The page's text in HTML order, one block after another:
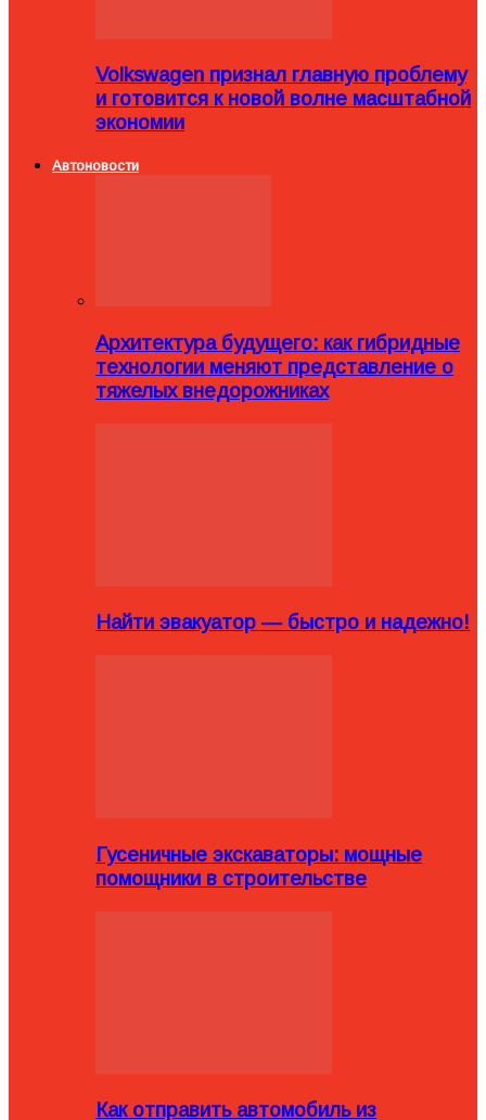
Volkswagen признал главную проблему
и готовится к новой волне масштабной
экономии
Автоновости
Архитектура будущего: как гибридные
технологии меняют представление о
тяжелых внедорожниках
Найти эвакуатор — быстро и надежно!
Гусеничные экскаваторы: мощные
помощники в строительстве
Как отправить автомобиль из